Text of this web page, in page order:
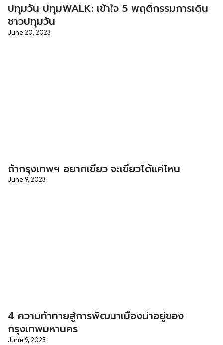
ปทุมวัน ปทุมWALK: เข้าใจ 5 พฤติกรรมการเดิน
ชาวปทุมวัน
June 20, 2023
ถ้ากรุงเทพฯ อยากเขียว จะเขียวได้แค่ไหน
June 9, 2023
4 ความท้าทายสู่การพัฒนาเมืองน่าอยู่ของ
กรุงเทพมหานคร
June 9, 2023